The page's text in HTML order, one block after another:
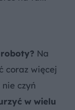
Na
coraz więcej
nie czyń
w wielu